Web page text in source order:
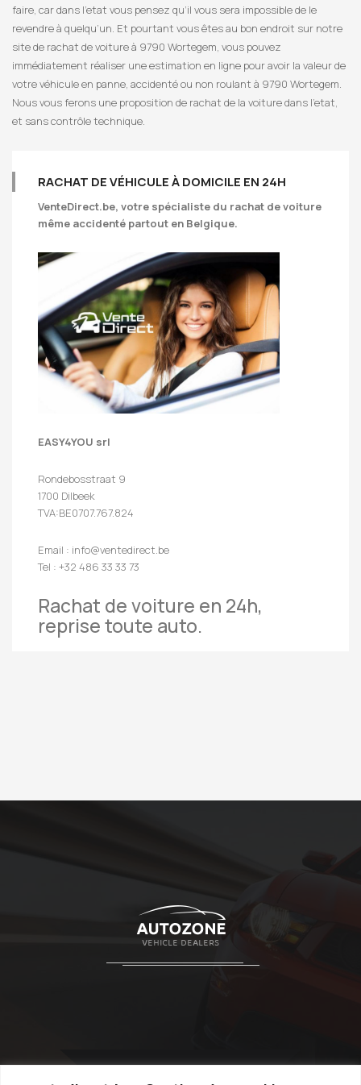
faire, car dans l’etat vous pensez qu’il vous sera impossible de le
revendre à quelqu’un. Et pourtant vous êtes au bon endroit sur notre
site de rachat de voiture à 9790 Wortegem, vous pouvez
immédiatement réaliser une estimation en ligne pour avoir la valeur de
votre véhicule en panne, accidenté ou non roulant à 9790 Wortegem.
Nous vous ferons une proposition de rachat de la voiture dans l’etat,
et sans contrôle technique.
RACHAT DE VÉHICULE À DOMICILE EN 24H
VenteDirect.be, votre spécialiste du rachat de voiture
même accidenté partout en Belgique.
EASY4YOU srl
Rondebosstraat 9
1700 Dilbeek
TVA:BE0707.767.824
Email : info@ventedirect.be
Tel : +32 486 33 33 73
Rachat de voiture en 24h,
reprise toute auto.